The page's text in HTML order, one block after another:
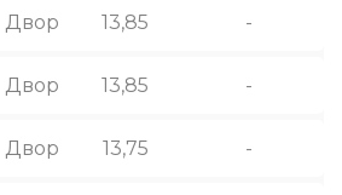
Двор 13,85 -
Двор 13,85 -
Двор 13,75 -